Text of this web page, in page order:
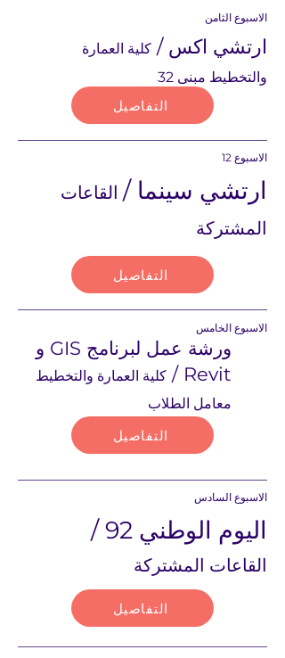
الاسبوع الثامن
التفاصيل
ارتشي اكس / كلية العمارة
والتخطيط مبنى 32
الاسبوع 12
ارتشي سينما / القاعات
المشتركة
التفاصيل
الاسبوع الخامس
ورشة عمل لبرنامج GIS و
Revit /
كلية العمارة والتخطيط
معامل الطلاب
التفاصيل
الاسبوع السادس
اليوم الوطني 92 /
القاعات المشتركة
التفاصيل